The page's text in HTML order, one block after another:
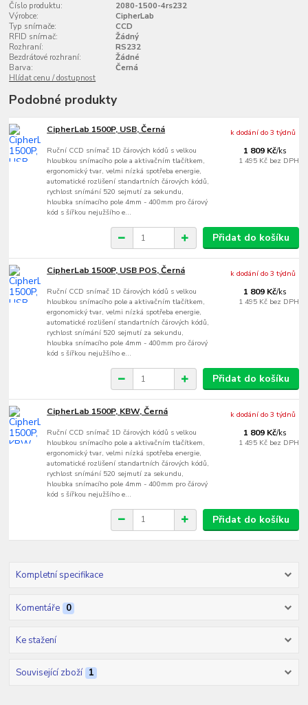
Číslo produktu:
2080-1500-4rs232
Výrobce:
CipherLab
Typ snímače:
CCD
RFID snímač:
Žádný
Rozhraní:
RS232
Bezdrátové rozhraní:
Žádné
Barva:
Černá
Hlídat cenu / dostupnost
Podobné produkty
CipherLab 1500P, USB, Černá
Ruční CCD snímač 1D čárových kódů s velkou
hloubkou snímacího pole a aktivačním tlačítkem,
ergonomický tvar, velmi nízká spotřeba energie,
automatické rozlišení standartních čárových kódů,
rychlost snímání 520 sejmutí za sekundu,
hloubka snímacího pole 4mm - 400mm pro čárový
kód s šířkou nejužšího e...
1 809 Kč/ks
1 495 Kč bez DPH
k dodání do 3 týdnů
Přidat do košíku
CipherLab 1500P, USB POS, Černá
Ruční CCD snímač 1D čárových kódů s velkou
hloubkou snímacího pole a aktivačním tlačítkem,
ergonomický tvar, velmi nízká spotřeba energie,
automatické rozlišení standartních čárových kódů,
rychlost snímání 520 sejmutí za sekundu,
hloubka snímacího pole 4mm - 400mm pro čárový
kód s šířkou nejužšího e...
1 809 Kč/ks
1 495 Kč bez DPH
k dodání do 3 týdnů
Přidat do košíku
CipherLab 1500P, KBW, Černá
Ruční CCD snímač 1D čárových kódů s velkou
hloubkou snímacího pole a aktivačním tlačítkem,
ergonomický tvar, velmi nízká spotřeba energie,
automatické rozlišení standartních čárových kódů,
rychlost snímání 520 sejmutí za sekundu,
hloubka snímacího pole 4mm - 400mm pro čárový
kód s šířkou nejužšího e...
1 809 Kč/ks
1 495 Kč bez DPH
k dodání do 3 týdnů
Přidat do košíku
Kompletní specifikace
Komentáře 0
Ke stažení
Související zboží 1